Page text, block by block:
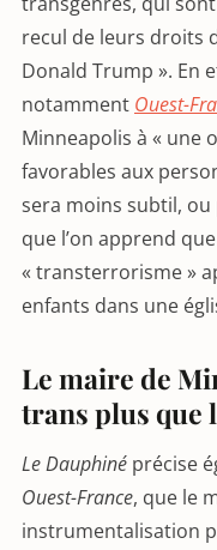
recul de leurs droits
Donald Trump ». En
notamment Ouest-
Minneapolis à « une
favorables aux
sera moins subtil, ou
que l’on apprend
« transterrorisme »
enfants dans une
Le maire de
trans plus que
Le Dauphiné précise
Ouest-France, que le
instrumentalisation